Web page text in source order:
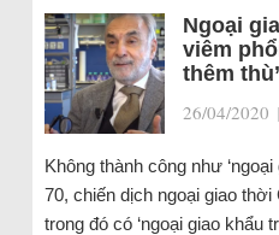
Ngoại
viêm
thêm thù’
26/04/2020 |
Không thành công như
70, chiến dịch ngoại giao
trong đó có ‘ngoại giao khẩu